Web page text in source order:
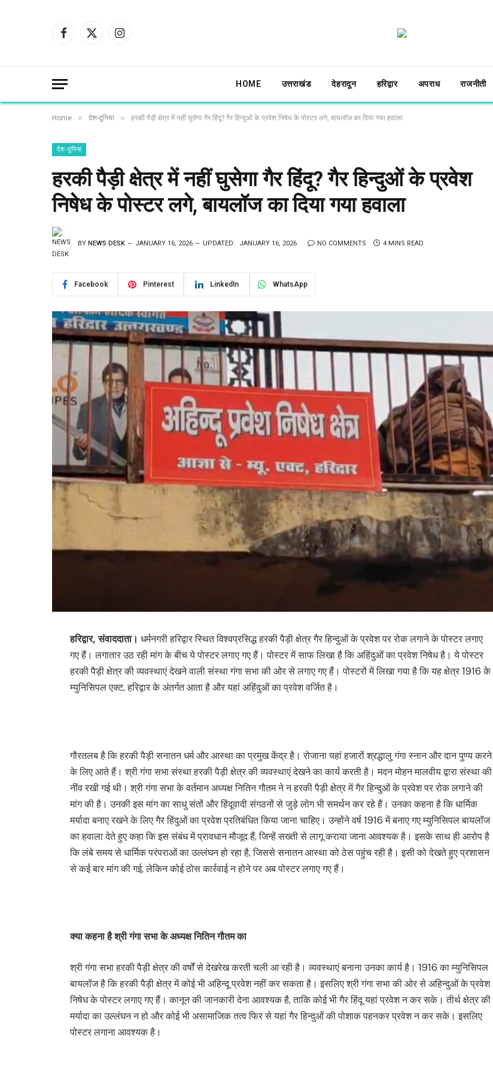
Facebook
X
Instagram
HOME उत्तराखंड देहरादून हरिद्वार अपराध राजनीती
Home » देश-दुनिया » हरकी पैड़ी क्षेत्र में नहीं घुसेगा गैर हिंदू? गैर हिन्दुओं के प्रवेश निषेध के पोस्टर लगे, बायलॉज का दिया गया हवाला
देश-दुनिया
हरकी पैड़ी क्षेत्र में नहीं घुसेगा गैर हिंदू? गैर हिन्दुओं के प्रवेश
निषेध के पोस्टर लगे, बायलॉज का दिया गया हवाला
BY NEWS DESK JANUARY 16, 2026 UPDATED: JANUARY 16, 2026 NO COMMENTS 4 MINS READ
Facebook Pinterest LinkedIn WhatsApp
हरिद्वार, संवाददाता।धर्मनगरी हरिद्वार स्थित विश्वप्रसिद्ध हरकी पैड़ी क्षेत्र गैर हिन्दुओं के प्रवेश पर रोक लगाने के पोस्टर लगाए
गए हैं। लगातार उठ रही मांग के बीच ये पोस्टर लगाए गए हैं। पोस्टर में साफ लिखा है कि अहिंदुओं का प्रवेश निषेध है। ये पोस्टर
हरकी पैड़ी क्षेत्र की व्यवस्थाएं देखने वाली संस्था गंगा सभा की ओर से लगाए गए हैं। पोस्टरों में लिखा गया है कि यह क्षेत्र 1916 के
म्युनिसिपल एक्ट, हरिद्वार के अंतर्गत आता है और यहां अहिंदुओं का प्रवेश वर्जित है।
गौरतलब है कि हरकी पैड़ी सनातन धर्म और आस्था का प्रमुख केंद्र है। रोजाना यहां हजारों श्रद्धालु गंगा स्नान और दान पुण्य करने
के लिए आते हैं। श्री गंगा सभा संस्था हरकी पैड़ी क्षेत्र की व्यवस्थाएं देखने का कार्य करती है। मदन मोहन मालवीय द्वारा संस्था की
नींव रखी गई थी। श्री गंगा सभा के वर्तमान अध्यक्ष नितिन गौतम ने न हरकी पैड़ी क्षेत्र में गैर हिन्दुओं के प्रवेश पर रोक लगाने की
मांग की है। उनकी इस मांग का साधु संतों और हिंदूवादी संगठनों से जुड़े लोग भी समर्थन कर रहे हैं। उनका कहना है कि धार्मिक
मर्यादा बनाए रखने के लिए गैर हिंदुओं का प्रवेश प्रतिबंधित किया जाना चाहिए। उन्होंने वर्ष 1916 में बनाए गए म्युनिसिपल बायलॉज
का हवाला देते हुए कहा कि इस संबंध में प्रावधान मौजूद हैं, जिन्हें सख्ती से लागू कराया जाना आवश्यक है। इसके साथ ही आरोप है
कि लंबे समय से धार्मिक परंपराओं का उल्लंघन हो रहा है, जिससे सनातन आस्था को ठेस पहुंच रही है। इसी को देखते हुए प्रशासन
से कई बार मांग की गई, लेकिन कोई ठोस कार्रवाई न होने पर अब पोस्टर लगाए गए हैं।
क्या कहना है श्री गंगा सभा के अध्यक्ष नितिन गौतम का
श्री गंगा सभा हरकी पैड़ी क्षेत्र की वर्षों से देखरेख करती चली आ रही है। व्यवस्थाएं बनाना उनका कार्य है। 1916 का म्युनिसिपल
बायलॉज है कि हरकी पैड़ी क्षेत्र में कोई भी अहिन्दू प्रवेश नहीं कर सकता है। इसलिए श्री गंगा सभा की ओर से अहिन्दुओं के प्रवेश
निषेध के पोस्टर लगाए गए हैं। कानून की जानकारी देना आवश्यक है, ताकि कोई भी गैर हिंदू यहां प्रवेश न कर सके। तीर्थ क्षेत्र की
मर्यादा का उल्लंघन न हो और कोई भी असामाजिक तत्व फिर से यहां गैर हिन्दुओं की पोशाक पहनकर प्रवेश न कर सके। इसलिए
पोस्टर लगाना आवश्यक है।